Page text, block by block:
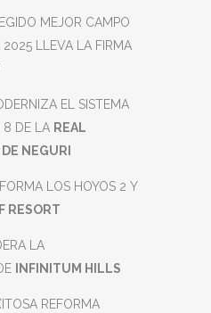
MEJOR CAMPO
2025 LLEVA LA FIRMA
EL SISTEMA
8 DE LA REAL
NEGURI
LOS HOYOS 2 Y
RESORT
LA
INFINITUM HILLS
REFORMA